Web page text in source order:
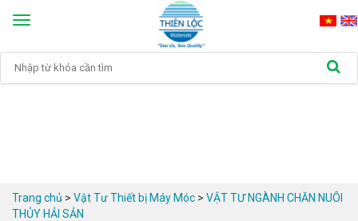
Toggle
Trang chủ > Vật Tư Thiết bị Máy Móc > VẬT TƯ NGÀNH CHĂN NUÔI
THỦY HẢI SẢN